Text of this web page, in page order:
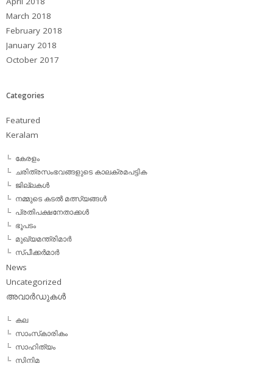
March 2018
February 2018
January 2018
October 2017
Categories
Featured
Keralam
കേരളം
ചരിത്രസംഭവങ്ങളുടെ കാലക്രമപട്ടിക
ജില്ലകള്‍
നമ്മുടെ കടല്‍ മത്സ്യങ്ങള്‍
പ്രതിപക്ഷനേതാക്കള്‍
ഭൂപടം
മുഖ്യമന്ത്രിമാര്‍
സ്പീക്കര്‍മാര്‍
News
Uncategorized
അവാര്‍ഡുകള്‍
കല
സാംസ്‌കാരികം
സാഹിത്യം
സിനിമ